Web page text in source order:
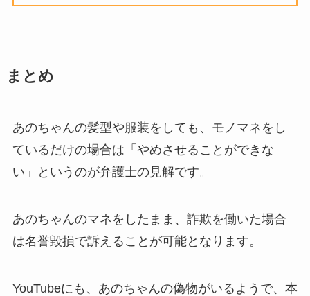
まとめ
あのちゃんの髪型や服装をしても、モノマネをし
ているだけの場合は「やめさせることができな
い」というのが弁護士の見解です。
あのちゃんのマネをしたまま、詐欺を働いた場合
は名誉毀損で訴えることが可能となります。
YouTubeにも、あのちゃんの偽物がいるようで、本